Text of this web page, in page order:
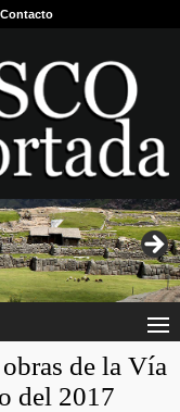
Contacto
de la Vía
del 2017